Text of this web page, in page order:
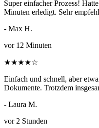
Super einfacher Prozess!
Minuten erledigt. Sehr
- Max H.
vor 12 Minuten
★★★★☆
Einfach und schnell, aber
Dokumente. Trotzdem
- Laura M.
vor 2 Stunden